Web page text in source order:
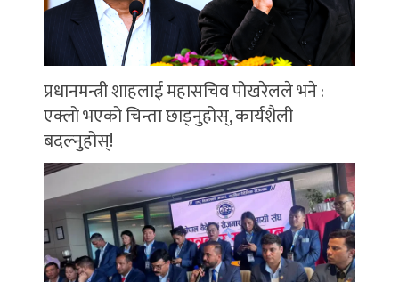
प्रधानमन्त्री शाहलाई महासचिव पोखरेलले भने :
एक्लो भएको चिन्ता छाड्नुहोस्, कार्यशैली
बदल्नुहोस्!